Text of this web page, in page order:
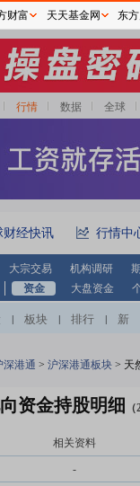
行情 数据 全球
财经快讯 行情中
大宗交易 机构调研
资金 大盘资金
板块 排行
新
深港通 > 沪深港通板块 > 天
资金持股明细
相关资料
-
财富 天天基金网 东